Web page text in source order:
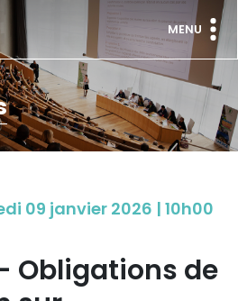
MENU
09 janvier 2026 | 10h00
Obligations de